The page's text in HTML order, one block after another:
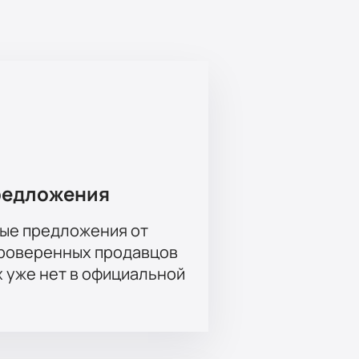
подарком. Забронируйте
возможность стать частью
предложения от
продавцов
нет в официальной